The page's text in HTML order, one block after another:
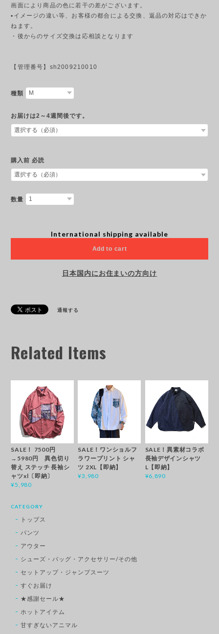
画面により商品の色に若干の差がございます。
▪︎イメージの違い等、お客様の都合による交換、返品の対応はできか
ねます。
・後からのサイズ交換は応相談となります
【管理番号】sh2009210010
種類
お届けは2～4週間後です。
購入前 必読
数量
International shipping available
Add to cart
日本国内にお住まいの方向け
通報する
Related Items
SALE！ 7500円
→5980円 異色切り
替え ステッチ 長袖シ
ャツxl〔即納〕
¥5,980
SALE！ワンショルフ
ラワープリント シャ
ツ 2XL【即納】
¥3,980
SALE！異素材コラボ
長袖デザインシャツ
L【即納】
¥6,890
CATEGORY
トップス
パンツ
アウター
シューズ・バッグ・アクセサリー/その他
セットアップ・ジャンプスーツ
すぐお届け
★感謝セール★
ホットアイテム
甘すぎないアニマル